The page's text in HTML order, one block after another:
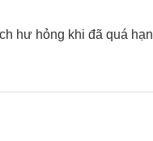
hư hỏng khi đã quá